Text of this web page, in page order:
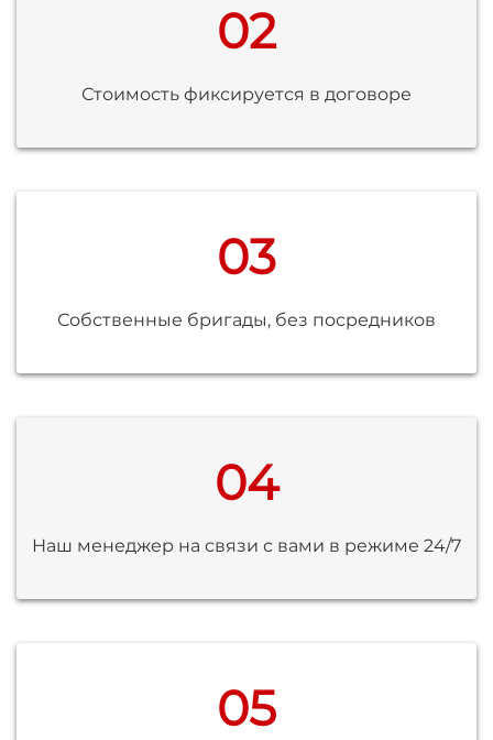
02
Стоимость фиксируется в договоре
03
Собственные бригады, без посредников
04
Наш менеджер на связи с вами в режиме 24/7
05